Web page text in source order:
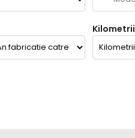
Kilometrii